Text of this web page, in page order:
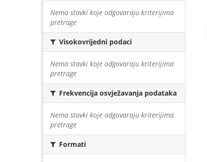
Nema stavki koje odgovaraju kriterijima
pretrage
Visokovrijedni podaci
Nema stavki koje odgovaraju kriterijima
pretrage
Frekvencija osvježavanja podataka
Nema stavki koje odgovaraju kriterijima
pretrage
Formati